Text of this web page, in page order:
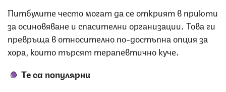
Питбулите често могат да се открият в приюти
за осиновяване и спасителни организации. Това ги
превръща в относително по-достъпна опция за
хора, които търсят терапевтично куче.
Те са популярни